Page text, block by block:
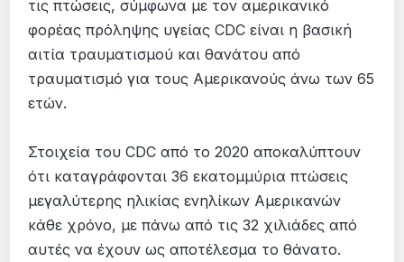
τις πτώσεις, σύμφωνα με τον αμερικανικό
φορέας πρόληψης υγείας CDC είναι η βασική
αιτία τραυματισμού και θανάτου από
τραυματισμό για τους Αμερικανούς άνω των 65
ετών.
Στοιχεία του CDC από το 2020 αποκαλύπτουν
ότι καταγράφονται 36 εκατομμύρια πτώσεις
μεγαλύτερης ηλικίας ενηλίκων Αμερικανών
κάθε χρόνο, με πάνω από τις 32 χιλιάδες από
αυτές να έχουν ως αποτέλεσμα το θάνατο.